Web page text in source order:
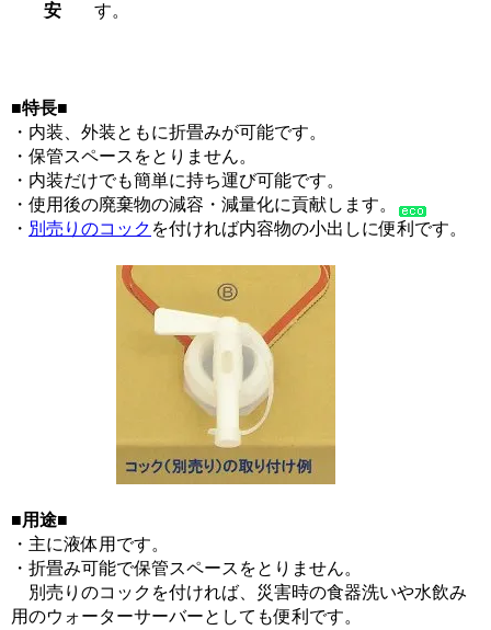
安
す。
■特長■
・内装、外装ともに折畳みが可能です。
・保管スペースをとりません。
・内装だけでも簡単に持ち運び可能です。
・使用後の廃棄物の減容・減量化に貢献します。
・ 別売りのコック を付ければ内容物の小出しに便利です。
■用途■
・主に液体用です。
・折畳み可能で保管スペースをとりません。
別売りのコックを付ければ、災害時の食器洗いや水飲み
用のウォーターサーバーとしても便利です。